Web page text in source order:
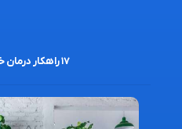
۱۷ راهکار درمان خجالت کودکان